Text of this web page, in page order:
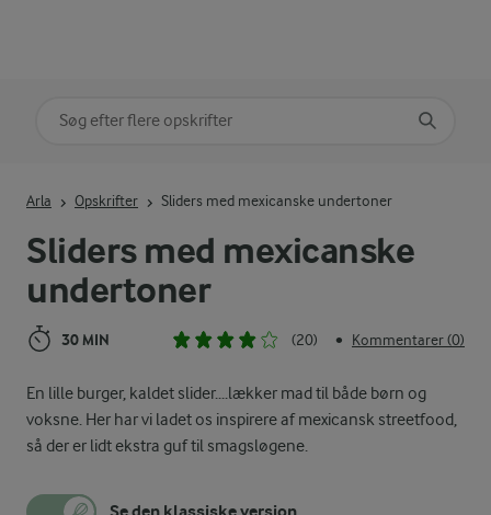
Sliders med mexicanske
undertoner
30 MIN (20) • Kommentarer (0)
En lille burger, kaldet slider....lækker mad til både børn og
voksne. Her har vi ladet os inspirere af mexicansk streetfood,
så der er lidt ekstra guf til smagsløgene.
Se den klassiskeversion
Arla Opskrifter Sliders med mexicanske undertoner
Søg på kategori